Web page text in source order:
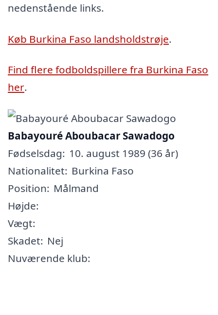
nedenstående links.
Køb Burkina Faso landsholdstrøje.
Find flere fodboldspillere fra Burkina Faso
her.
Babayouré Aboubacar Sawadogo
Fødselsdag: 10. august 1989 (36 år)
Nationalitet: Burkina Faso
Position: Målmand
Højde:
Vægt:
Skadet: Nej
Nuværende klub: